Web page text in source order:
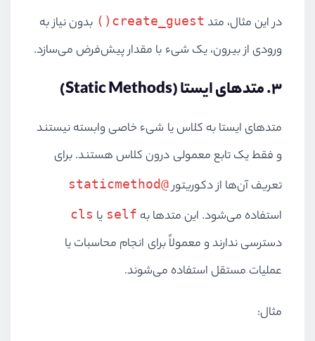
در این مثال، متد create_guest()
بدون نیاز به
ورودی از بیرون، یک شیء با مقدار پیش‌فرض می‌سازد.
۳. متدهای ایستا (Static Methods)
متدهای ایستا به کلاس یا شیء خاصی وابسته نیستند
و فقط یک تابع معمولی درون کلاس هستند. برای
تعریف آن‌ها از دکوریتور@staticmethod
استفاده می‌شود. این متدها به self یا cls
دسترسی ندارند و معمولاً برای انجام محاسبات یا
عملیات مستقل استفاده می‌شوند.
مثال: